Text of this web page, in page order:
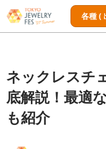
キ
ッ
て
進
む
各種 (
ネックレスチ
底解説！最適
も紹介